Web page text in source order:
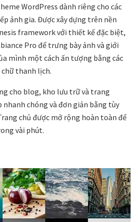
WordPress dành riêng cho các
ảnh gia. Được xây dựng trên nền
framework với thiết kế đặc biệt,
Pro để trưng bày ảnh và giới
mình một cách ấn tượng bằng các
thanh lịch.
cho blog, kho lưu trữ và trang
chóng và đơn giản bằng tùy
chủ được mở rộng hoàn toàn để
vài phút.